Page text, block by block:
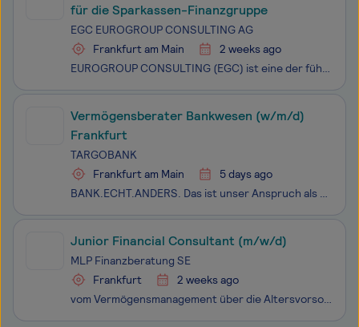
für die Sparkassen-Finanzgruppe
EGC EUROGROUP CONSULTING AG
Frankfurt am Main
2 weeks ago
EUROGROUP CONSULTING (EGC) ist eine der führenden Managementberatungen in der Finanzdienstleistungsbranche. Das EGC-Leistungsportfolio reicht von der Strategieentwicklung bis zur Umsetzungsbegleitung, insbesondere in Business, IT und Organisation. Unsere Kultur orientiert sich insbesondere an der Üb
Vermögensberater Bankwesen (w/m/d)
Frankfurt
TARGOBANK
Frankfurt am Main
5 days ago
BANK.ECHT.ANDERS. Das ist unser Anspruch als Arbeitgeberin. Wir wollen zur besten Bank für alle unsere Kund*innen und Mitarbeiter*innen werden, deshalb suchen wir Menschen, die gemeinsam etwas bewegen wollen. Als Teil unseres Vertriebsteams können Sie Ihre Ideen, Ihre Empathie und Ihr ganzes Be
Junior Financial Consultant (m/w/d)
MLP Finanzberatung SE
Frankfurt
2 weeks ago
vom Vermögensmanagement über die Altersvorsorge bis zu Versicherungen. Unser Erfolgskonzept: Wir beraten auf Augenhöhe. Unsere Privat- und Firmenkunden profitieren dabei von höchster Produktqualität, fairen Konditionen und intelligenten Lösungen. Wir MLPler unterstützen uns gegenseitig und haben Fr